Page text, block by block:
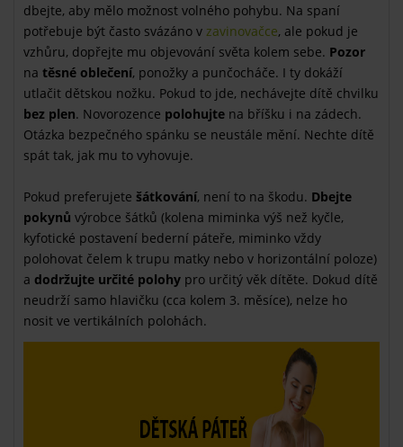
dbejte, aby mělo možnost volného pohybu. Na spaní
potřebuje být často svázáno v zavinovačce, ale pokud je
vzhůru, dopřejte mu objevování světa kolem sebe. Pozor
na těsné oblečení, ponožky a punčocháče. I ty dokáží
utlačit dětskou nožku. Pokud to jde, nechávejte dítě chvilku
bez plen. Novorozence polohujte na bříšku i na zádech.
Otázka bezpečného spánku se neustále mění. Nechte dítě
spát tak, jak mu to vyhovuje.
Pokud preferujete šátkování, není to na škodu. Dbejte
pokynů výrobce šátků (kolena miminka výš než kyčle,
kyfotické postavení bederní páteře, miminko vždy
polohovat čelem k trupu matky nebo v horizontální poloze)
a dodržujte určité polohy pro určitý věk dítěte. Dokud dítě
neudrží samo hlavičku (cca kolem 3. měsíce), nelze ho
nosit ve vertikálních polohách.